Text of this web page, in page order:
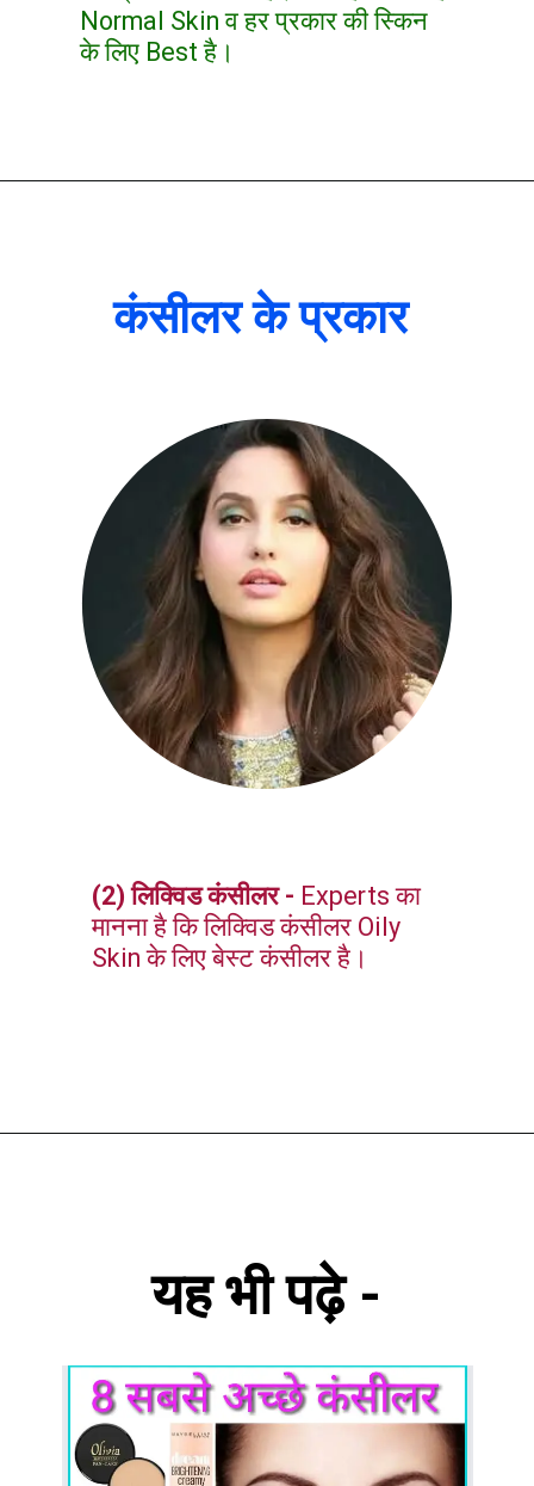
Normal Skin व हर प्रकार की स्किन
के लिए Best है।
कंसीलर के प्रकार
(2) लिक्विड कंसीलर - Experts का
मानना है कि लिक्विड कंसीलर Oily
Skin के लिए बेस्ट कंसीलर है।
यह भी पढ़े -